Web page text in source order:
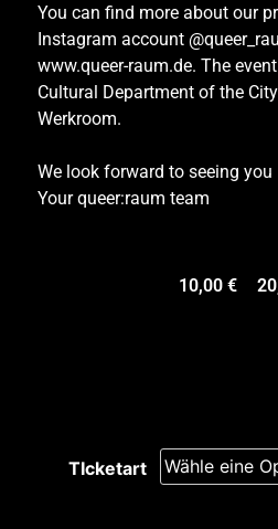
You can find more about our
Instagram account
www.queer-raum.de. The
Cultural Department of the
Werkroom.
We look forward to seeing you
Your queer:raum team
10,00 €
TIcketart